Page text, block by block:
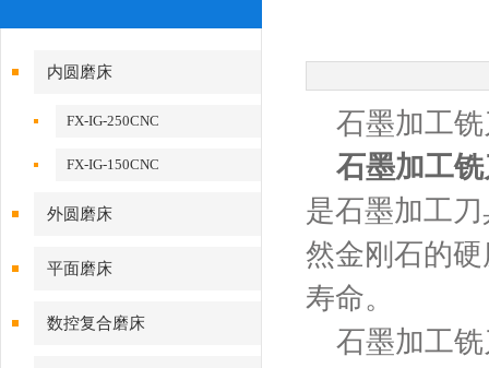
内圆磨床
FX-IG-250CNC
FX-IG-150CNC
外圆磨床
平面磨床
数控复合磨床
石墨加工铣
石墨加工
是石墨加工
然金刚石的
寿命。
石墨加工铣